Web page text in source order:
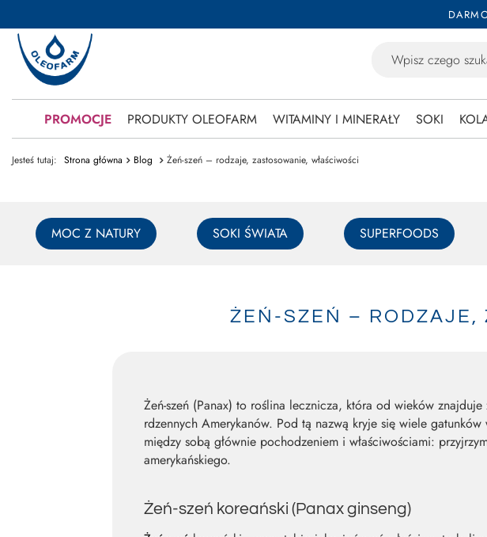
PROMOCJE PRODUKTY OLEOFARM WITAMINY I MINERAŁY SOKI
Jesteś tutaj: Strona główna Blog Żeń-szeń – rodzaje, zastosowanie, właściwości
MOC Z NATURY SOKI ŚWIATA SUPERFOODS
ŻEŃ-SZEŃ – RODZAJE,
Żeń-szeń (Panax) to roślina lecznicza, która od wieków
rdzennych Amerykanów. Pod tą nazwą kryje się wiele
między sobą głównie pochodzeniem i właściwościami:
amerykańskiego.
Żeń-szeń koreański (Panax ginseng)